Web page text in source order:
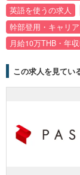
英語を使うの求人
幹部登用・キャリ
月給10万THB・年
この求人を見てい